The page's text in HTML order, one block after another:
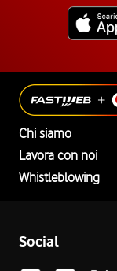
Chi siamo
Lavora con noi
Whistleblowing
Social